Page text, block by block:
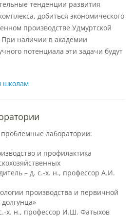
кризисных ситуаций
за разжигание
розни
тенденции развития
добиться экономического
производстве Удмуртской
наличии в академии
потенциала эти задачи будут
школам
лаборатории:
и профилактика
– д. с.-х. н., профессор А.И.
производства и первичной
х. н., профессор И.Ш. Фатыхов